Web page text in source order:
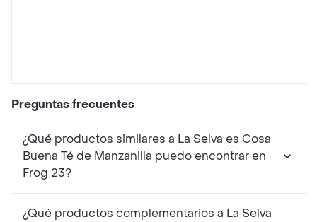
Preguntas frecuentes
¿Qué productos similares a La Selva es Cosa
Buena Té de Manzanilla puedo encontrar en
Frog 23?
¿Qué productos complementarios a La Selva